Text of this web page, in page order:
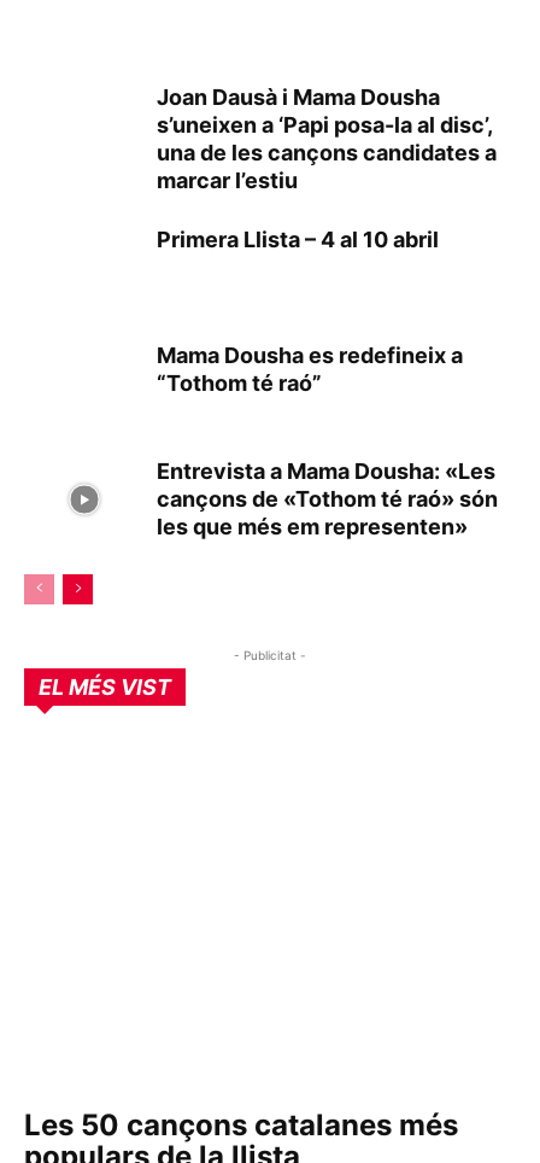
Joan Dausà i Mama Dousha
s’uneixen a ‘Papi posa-la al disc’,
una de les cançons candidates a
marcar l’estiu
Primera Llista – 4 al 10 abril
Mama Dousha es redefineix a
“Tothom té raó”
Entrevista a Mama Dousha: «Les
cançons de «Tothom té raó» són
les que més em representen»
- Publicitat -
EL MÉS VIST
Les 50 cançons catalanes més